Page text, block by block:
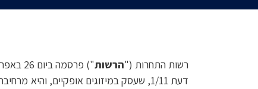
רשות התחרות ("הרשות") פרסמה ביום 26 באפריל 2026 טיוטה של
דעת 1/11, שעסק במיזוגים אופקיים,